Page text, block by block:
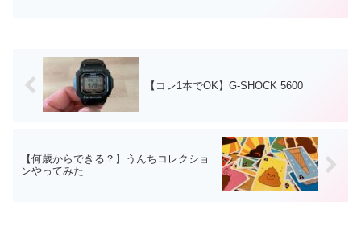
【コレ1本でOK】G-SHOCK 5600
【何歳からできる？】うんちコレクショ
ンやってみた